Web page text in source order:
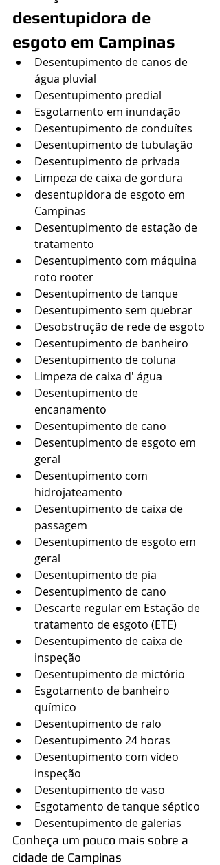
desentupidora de
esgoto em Campinas
Desentupimento de canos de
água pluvial
Desentupimento predial
Esgotamento em inundação
Desentupimento de conduítes
Desentupimento de tubulação
Desentupimento de privada
Limpeza de caixa de gordura
desentupidora de esgoto em
Campinas
Desentupimento de estação de
tratamento
Desentupimento com máquina
roto rooter
Desentupimento de tanque
Desentupimento sem quebrar
Desobstrução de rede de esgoto
Desentupimento de banheiro
Desentupimento de coluna
Limpeza de caixa d' água
Desentupimento de
encanamento
Desentupimento de cano
Desentupimento de esgoto em
geral
Desentupimento com
hidrojateamento
Desentupimento de caixa de
passagem
Desentupimento de esgoto em
geral
Desentupimento de pia
Desentupimento de cano
Descarte regular em Estação de
tratamento de esgoto (ETE)
​Desentupimento de caixa de
inspeção
Desentupimento de mictório
Esgotamento de banheiro
químico
Desentupimento de ralo
Desentupimento 24 horas
Desentupimento com vídeo
inspeção
Desentupimento de vaso
Esgotamento de tanque séptico
Desentupimento de galerias
Conheça um pouco mais sobre a
cidade de Campinas